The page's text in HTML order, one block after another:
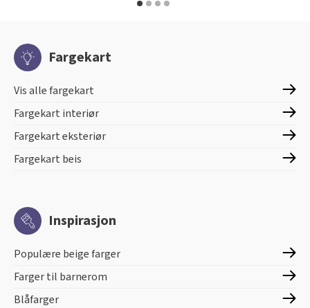
Fargekart
Vis alle fargekart
Fargekart interiør
Fargekart eksteriør
Fargekart beis
Inspirasjon
Populære beige farger
Farger til barnerom
Blåfarger